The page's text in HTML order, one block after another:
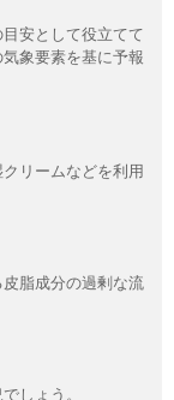
安として役立てて
象要素を基に予報
リームなどを利用
脂成分の過剰な流
しょう。